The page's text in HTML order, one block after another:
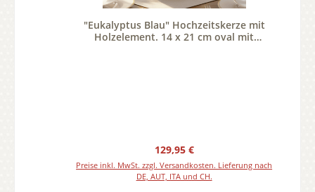
"Eukalyptus Blau" Hochzeitskerze mit
Holzelement. 14 x 21 cm oval mit
Regulärer Preis:
129,95 €
Preise inkl. MwSt. zzgl. Versandkosten. Lieferung nach
DE, AUT, ITA und CH.